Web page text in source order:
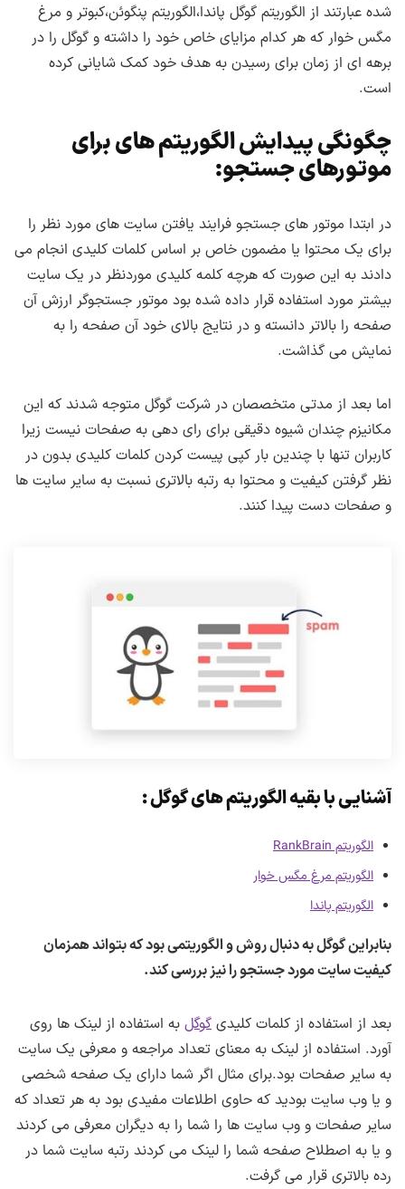
شده عبارتند از الگوریتم گوگل پاندا،الگوریتم پنگوئن،کبوتر و مرغ
مگس خوار که هر کدام مزایای خاص خود را داشته و گوگل را در
برهه ای از زمان برای رسیدن به هدف خود کمک شایانی کرده
است.
چگونگی پیدایش الگوریتم های برای
موتورهای جستجو:
در ابتدا موتور های جستجو فرایند یافتن سایت های مورد نظر را
برای یک محتوا یا مضمون خاص بر اساس کلمات کلیدی انجام می
دادند به این صورت که هرچه کلمه کلیدی موردنظر در یک سایت
بیشتر مورد استفاده قرار داده شده بود موتور جستجوگر ارزش آن
صفحه را بالاتر دانسته و در نتایج بالای خود آن صفحه را به
نمایش می گذاشت.
اما بعد از مدتی متخصصان در شرکت گوگل متوجه شدند که این
مکانیزم چندان شیوه دقیقی برای رای دهی به صفحات نیست زیرا
کاربران تنها با چندین بار کپی پیست کردن کلمات کلیدی بدون در
نظر گرفتن کیفیت و محتوا به رتبه بالاتری نسبت به سایر سایت ها
و صفحات دست پیدا کنند.
آشنایی با بقیه الگوریتم های گوگل :
الگوریتم RankBrain
الگوریتم مرغ مگس خوار
الگوریتم پاندا
بنابراین گوگل به دنبال روش و الگوریتمی بود که بتواند همزمان
کیفیت سایت مورد جستجو را نیز بررسی کند.
بعد از استفاده از کلمات کلیدی گوگل به استفاده از لینک ها روی
آورد. استفاده از لینک به معنای تعداد مراجعه و معرفی یک سایت
به سایر صفحات بود.برای مثال اگر شما دارای یک صفحه شخصی
و یا وب سایت بودید که حاوی اطلاعات مفیدی بود به هر تعداد که
سایر صفحات و وب سایت ها را شما را به دیگران معرفی می کردند
و یا به اصطلاح صفحه شما را لینک می کردند رتبه سایت شما در
رده بالاتری قرار می گرفت.